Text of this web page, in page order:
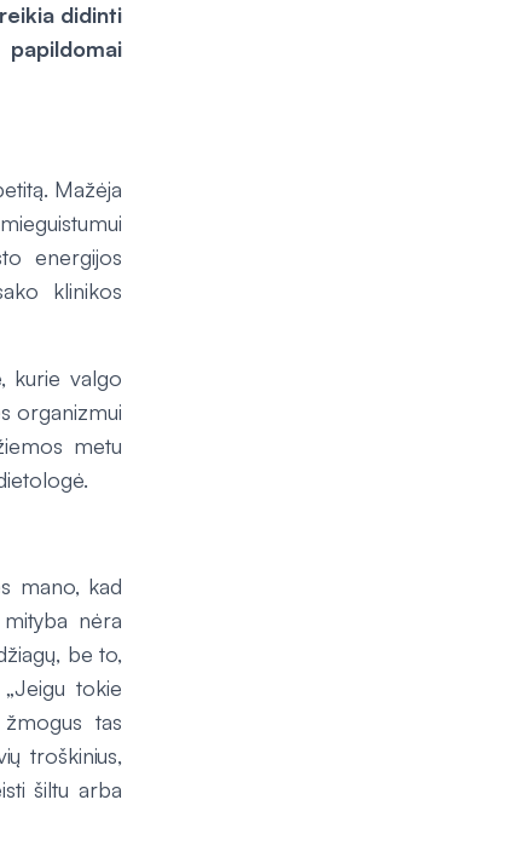
didinti
Mažėja
energijos
klinikos
kurie valgo
organizmui
metu
mano, kad
nėra
be to,
tokie
tas
troškinius,
šiltu arba